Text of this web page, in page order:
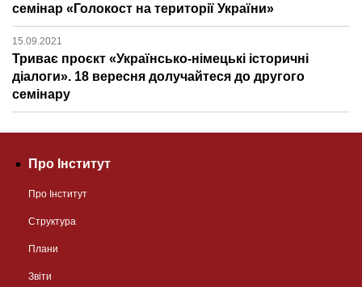
семінар «Голокост на території України»
15.09.2021
Триває проєкт «Українсько-німецькі історичні
діалоги». 18 вересня долучайтеся до другого
семінару
Про Інститут
Про Інститут
Структура
Плани
Звіти